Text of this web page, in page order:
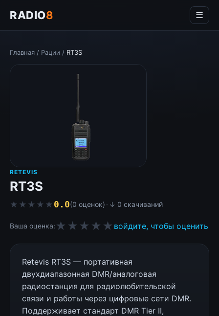
RADIO8 ☰
Главная / Рации / RT3S
RETEVIS
RT3S
★★★★★
★★★★★ 0.0(0 оценок) · ↓ 0 скачиваний
Ваша оценка: ★★★★★ войдите, чтобы оценить
Retevis RT3S — портативная
двухдиапазонная DMR/аналоговая
радиостанция для радиолюбительской
связи и работы через цифровые сети DMR.
Поддерживает стандарт DMR Tier II,